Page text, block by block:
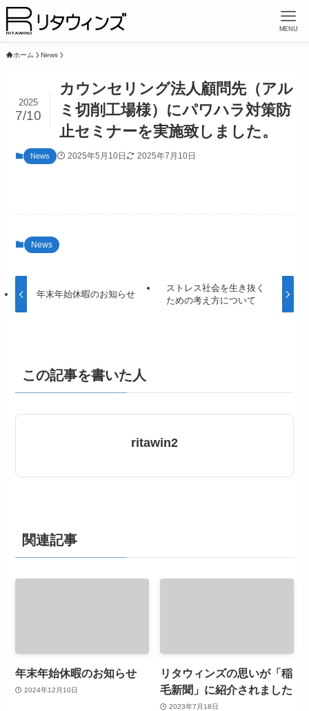
MENU
ホーム News
カウンセリング法人顧問先（アル
ミ切削工場様）にパワハラ対策防
止セミナーを実施致しました。
2025
7/10
News 2025年5月10日 2025年7月10日
News
年末年始休暇のお知らせ
ストレス社会を生き抜く
ための考え方について
この記事を書いた人
ritawin2
関連記事
年末年始休暇のお知らせ
2024年12月10日
リタウィンズの思いが「稲
毛新聞」に紹介されました
2023年7月18日